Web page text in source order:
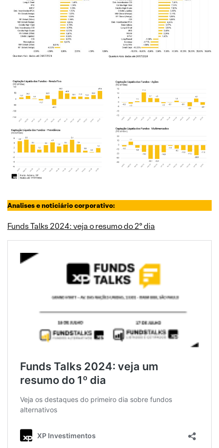
Analises e noticiário corporativo:
Funds Talks 2024: veja o resumo do 2º dia